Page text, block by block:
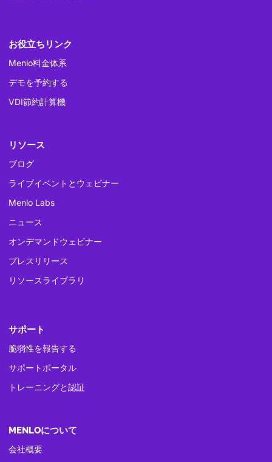
お役立ちリンク
Menlo料金体系
デモを予約する
VDI節約計算機
リソース
ブログ
ライブイベントとウェビナー
Menlo Labs
ニュース
オンデマンドウェビナー
プレスリリース
リソースライブラリ
サポート
脆弱性を報告する
サポートポータル
トレーニングと認証
MENLOについて
会社概要